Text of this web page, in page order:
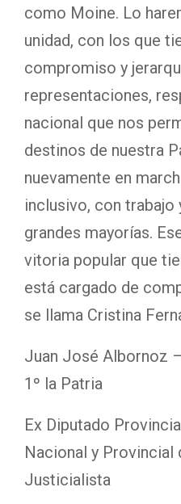
como Moine. Lo
unidad, con los que
compromiso y
representaciones,
nacional que nos
destinos de nuestra
nuevamente en
inclusivo, con trabajo
grandes mayorías.
vitoria popular que
está cargado de
se llama Cristina
Juan José Albornoz
1º la Patria
Ex Diputado
Nacional y Provincial
Justicialista